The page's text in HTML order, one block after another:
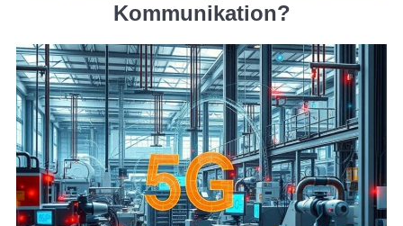
Kommunikation?